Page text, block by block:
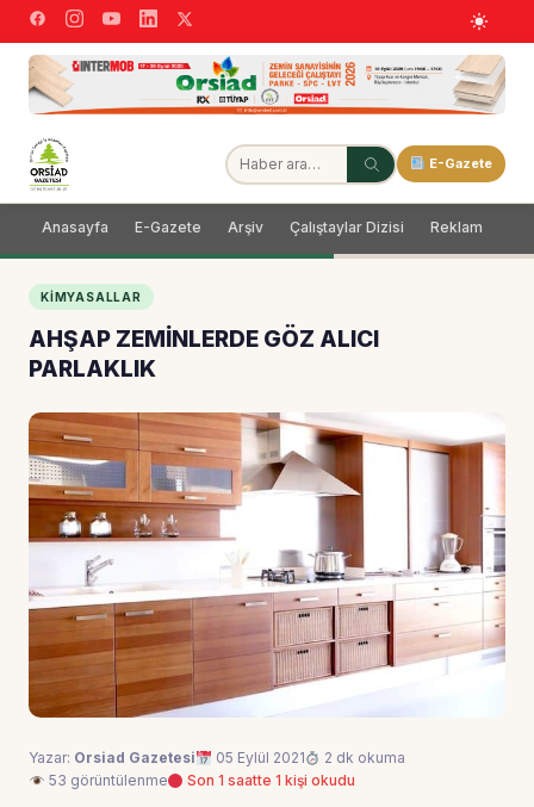
E-Gazete
Anasayfa E-Gazete Arşiv Çalıştaylar Dizisi Reklam
KIMYASALLAR
AHŞAP ZEMİNLERDE GÖZ ALICI
PARLAKLIK
Yazar: Orsiad Gazetesi 05 Eylül 2021
2 dk okuma
53 görüntülenme
Son 1 saatte 1 kişi okudu